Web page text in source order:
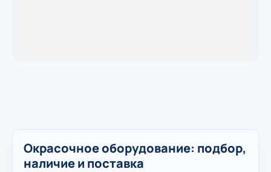
Окрасочное оборудование: подбор,
наличие и поставка